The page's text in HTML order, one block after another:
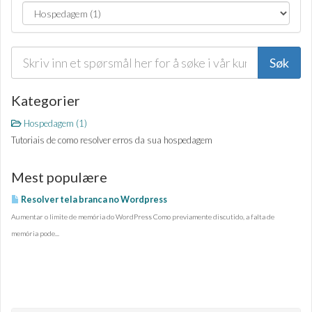
Kategorier
Hospedagem (1)
Tutoriais de como resolver erros da sua hospedagem
Mest populære
Resolver tela branca no Wordpress
Aumentar o limite de memória do WordPress Como previamente discutido, a falta de
memória pode...